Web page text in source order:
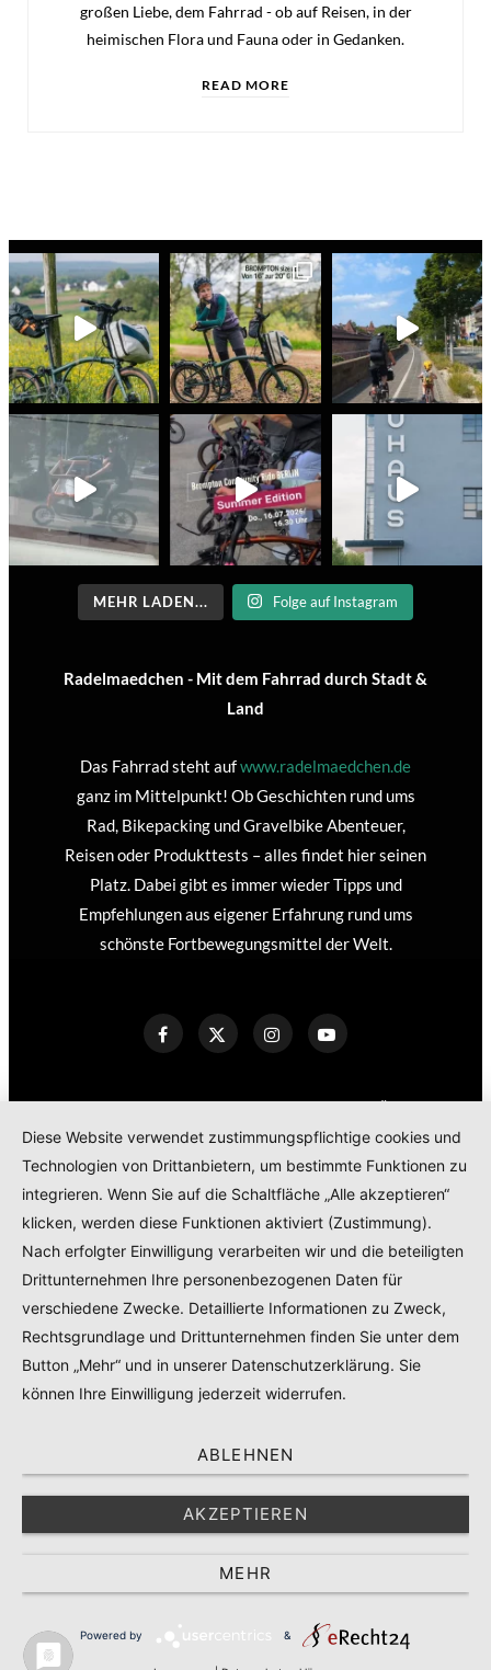
großen Liebe, dem Fahrrad - ob auf Reisen, in der
heimischen Flora und Fauna oder in Gedanken.
READ MORE
MEHR LADEN... Folge auf Instagram
Radelmaedchen - Mit dem Fahrrad durch Stadt &
Land
Das Fahrrad steht aufwww.radelmaedchen.de
ganz im Mittelpunkt! Ob Geschichten rund ums
Rad, Bikepacking und Gravelbike Abenteuer,
Reisen oder Produkttests – alles findet hier seinen
Platz. Dabei gibt es immer wieder Tipps und
Empfehlungen aus eigener Erfahrung rund ums
schönste Fortbewegungsmittel der Welt.
KONTAKT IMPRESSUM DATENSCHUTZERKLÄRUNG
COOKIE POLICY
TEILNAHMEBEDINGUNGEN GEWINNSPIEL
PRODUKTTESTS – KOOPERATIONEN – SPONSORED POSTS
© 2024RADELMAEDCHEN- REGISTERED BRAND.
TOP
Diese Website verwendet zustimmungspflichtige cookies und
Technologien von Drittanbietern, um bestimmte Funktionen zu
integrieren. Wenn Sie auf die Schaltfläche „Alle akzeptieren“
klicken, werden diese Funktionen aktiviert (Zustimmung).
Nach erfolgter Einwilligung verarbeiten wir und die beteiligten
Drittunternehmen Ihre personenbezogenen Daten für
verschiedene Zwecke. Detaillierte Informationen zu Zweck,
Rechtsgrundlage und Drittunternehmen finden Sie unter dem
Button „Mehr“ und in unserer Datenschutzerklärung. Sie
können Ihre Einwilligung jederzeit widerrufen.
ABLEHNEN
AKZEPTIEREN
MEHR
Powered by &